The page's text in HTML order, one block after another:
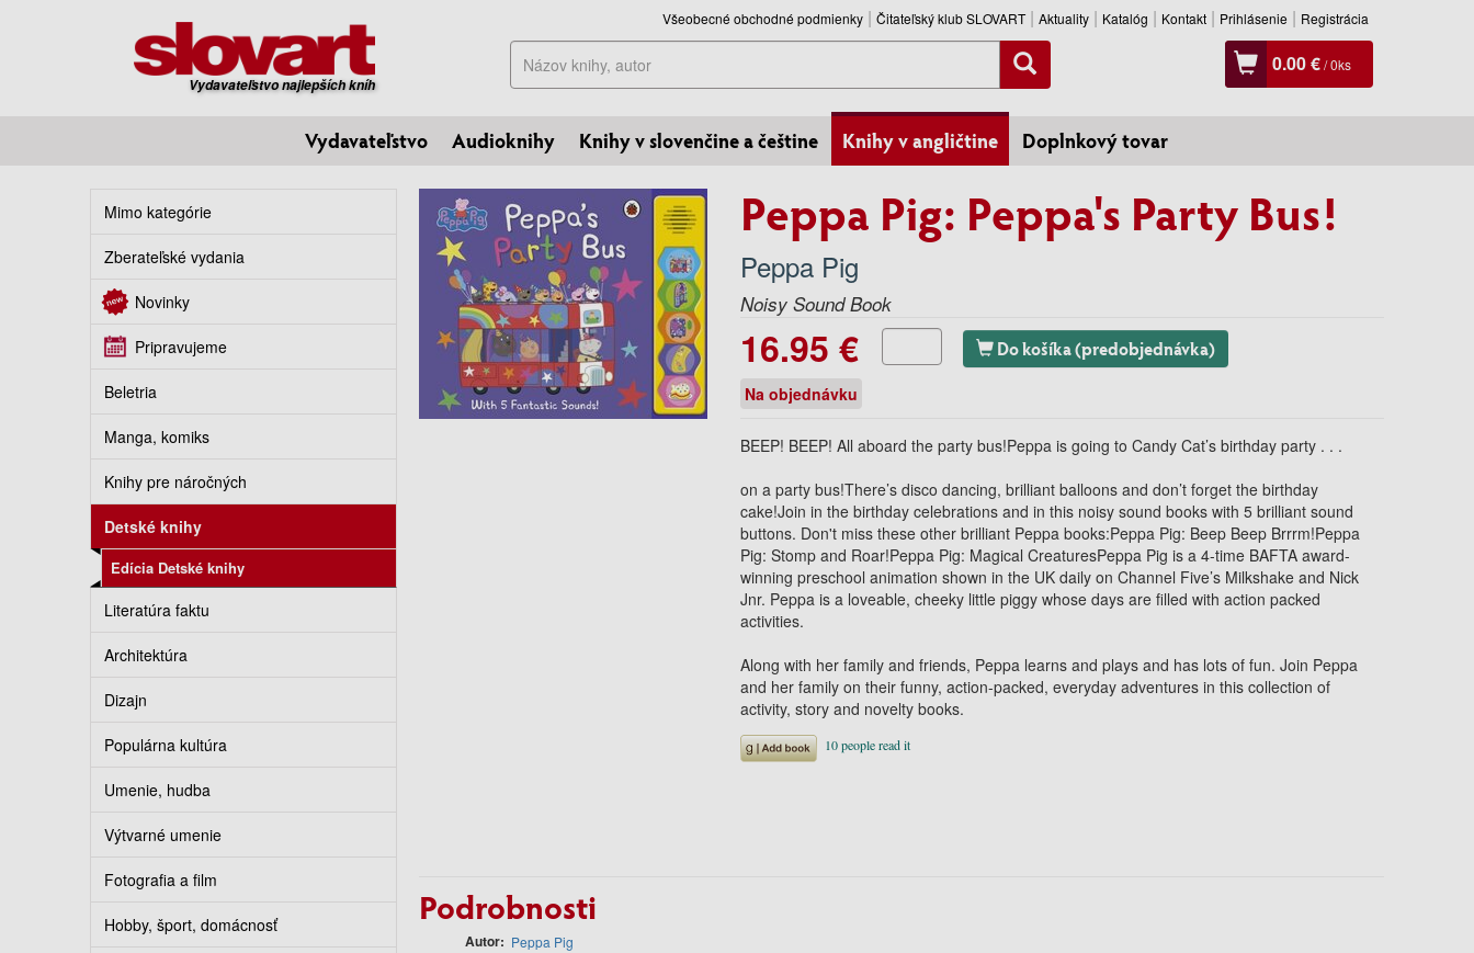
Vydavateľstvo najlepších kníh
Všeobecné obchodné podmienky Čitateľský klub SLOVART Aktuality Katalóg Kontakt Prihlásenie Registrácia
Hľadať 0.00 €/0ks
Vydavateľstvo Audioknihy Knihy v slovenčine a češtine Knihy v angličtine Doplnkový tovar
Mimo kategórie
Zberateľské vydania
Novinky
Pripravujeme
Beletria
Manga, komiks
Knihy pre náročných
Detské knihy
Edícia Detské knihy
Literatúra faktu
Architektúra
Dizajn
Populárna kultúra
Umenie, hudba
Výtvarné umenie
Fotografia a film
Hobby, šport, domácnosť
Peppa Pig: Peppa's Party Bus!
Peppa Pig
Noisy Sound Book
16.95 € Do košíka (predobjednávka)
Na objednávku
BEEP! BEEP! All aboard the party bus!Peppa is going to Candy Cat’s birthday party . . .
on a party bus!There’s disco dancing, brilliant balloons and don’t forget the birthday
cake!Join in the birthday celebrations and in this noisy sound books with 5 brilliant sound
buttons. Don't miss these other brilliant Peppa books:Peppa Pig: Beep Beep Brrrm!Peppa
Pig: Stomp and Roar!Peppa Pig: Magical CreaturesPeppa Pig is a 4-time BAFTA award-
winning preschool animation shown in the UK daily on Channel Five’s Milkshake and Nick
Jnr. Peppa is a loveable, cheeky little piggy whose days are filled with action packed
activities.
Along with her family and friends, Peppa learns and plays and has lots of fun. Join Peppa
and her family on their funny, action-packed, everyday adventures in this collection of
activity, story and novelty books.
Podrobnosti
Autor Peppa Pig